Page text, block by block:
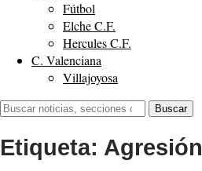
Fútbol
Elche C.F.
Hercules C.F.
C. Valenciana
Villajoyosa
Buscar:
Buscar
Etiqueta: Agresión